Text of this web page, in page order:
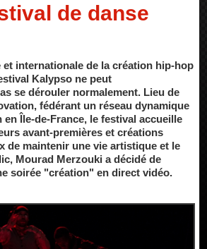
de danse
et internationale de la création hip-hop
Kalypso ne peut
se dérouler normalement. Lieu de
fédérant un réseau dynamique
Île-de-France, le festival accueille
avant-premières et créations
de maintenir une vie artistique et le
Mourad Merzouki a décidé de
soirée "création" en direct vidéo.